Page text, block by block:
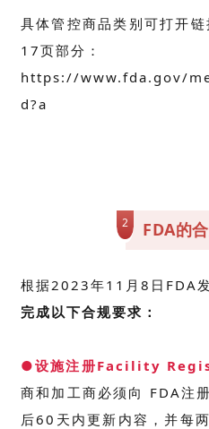
具体管控商品类别可打开
17页部分 ：
https://www.fda.gov/
d?a
2 FDA的
根据2023年11月8日FDA
完成以下合规要求：
●设施注册Facility
商和加工商必须向 FDA注
后60天内更新内容，并每